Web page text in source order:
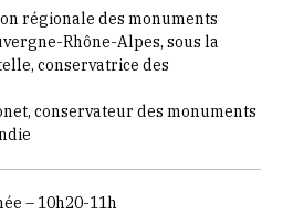
régionale des monuments
Rhône-Alpes, sous la
conservatrice des
conservateur des monuments
– 10h20-11h